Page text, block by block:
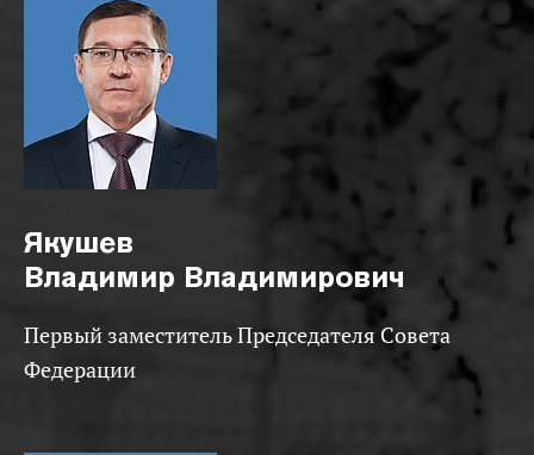
Якушев
Владимир Владимирович
Первый заместитель Председателя Совета
Федерации